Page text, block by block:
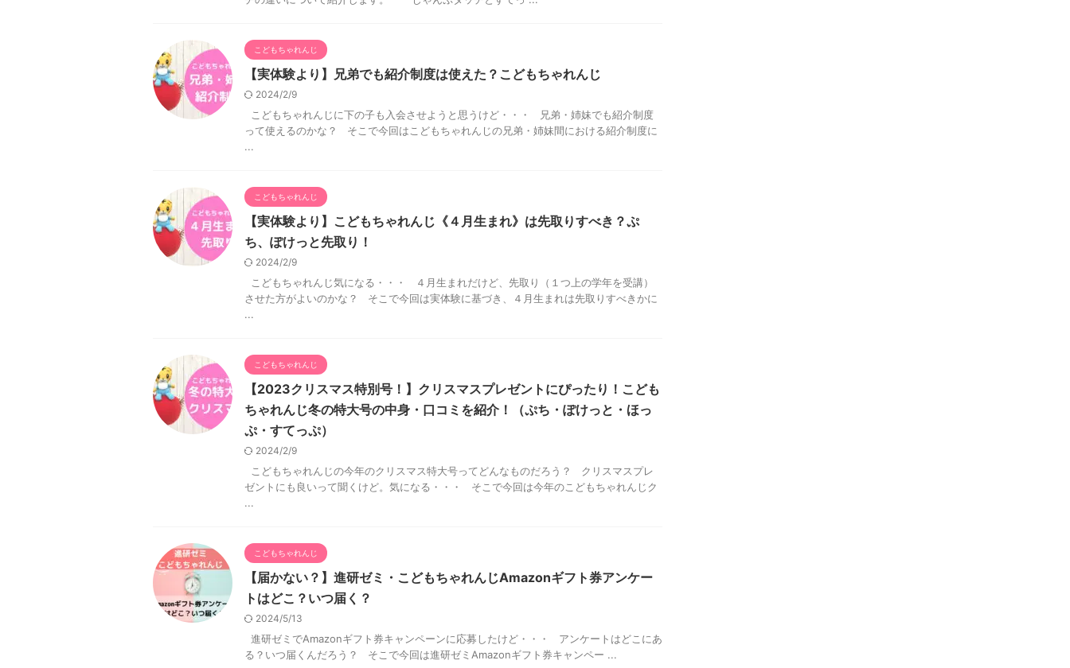
こどもちゃれんじ
【実体験より】兄弟でも紹介制度は使えた？こどもちゃれんじ
2024/2/9
こどもちゃれんじに下の子も入会させようと思うけど・・・ 兄弟・姉妹でも紹介制度
って使えるのかな？ そこで今回はこどもちゃれんじの兄弟・姉妹間における紹介制度に
...
こどもちゃれんじ
【実体験より】こどもちゃれんじ《４月生まれ》は先取りすべき？ぷ
ち、ぽけっと先取り！
2024/2/9
こどもちゃれんじ気になる・・・ ４月生まれだけど、先取り（１つ上の学年を受講）
させた方がよいのかな？ そこで今回は実体験に基づき、４月生まれは先取りすべきかに
...
こどもちゃれんじ
【2023クリスマス特別号！】クリスマスプレゼントにぴったり！こども
ちゃれんじ冬の特大号の中身・口コミを紹介！（ぷち・ぽけっと・ほっ
ぷ・すてっぷ）
2024/2/9
こどもちゃれんじの今年のクリスマス特大号ってどんなものだろう？ クリスマスプレ
ゼントにも良いって聞くけど。気になる・・・ そこで今回は今年のこどもちゃれんじク
...
こどもちゃれんじ
【届かない？】進研ゼミ・こどもちゃれんじAmazonギフト券アンケー
トはどこ？いつ届く？
2024/5/13
進研ゼミでAmazonギフト券キャンペーンに応募したけど・・・ アンケートはどこにあ
る？いつ届くんだろう？ そこで今回は進研ゼミAmazonギフト券キャンペー ...